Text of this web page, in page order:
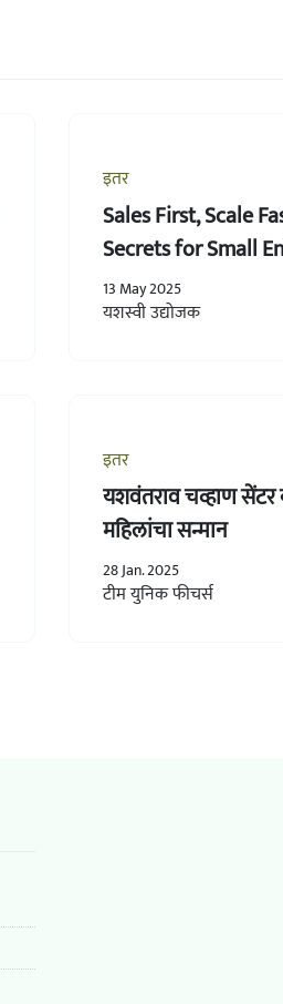
इतर
Sales First, Scale
Secrets for Small
13 May 2025
यशस्वी उद्योजक
इतर
यशवंतराव चव्हाण सेंटर
महिलांचा सन्मान
28 Jan. 2025
टीम युनिक फीचर्स